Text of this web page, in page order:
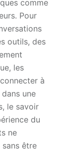
comme
Pour
outils, des
les
à
une
le savoir
du
ne
sans être